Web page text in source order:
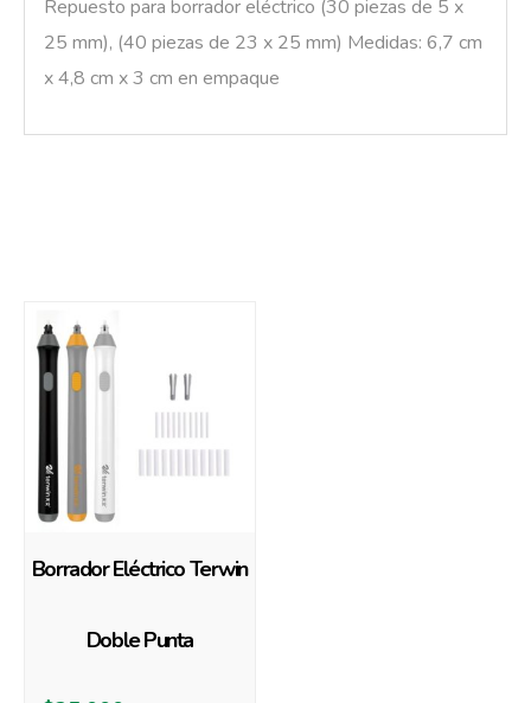
Repuesto para borrador eléctrico (30 piezas de 5 x
25 mm), (40 piezas de 23 x 25 mm) Medidas: 6,7 cm
x 4,8 cm x 3 cm en empaque
Borrador Eléctrico Terwin
Doble Punta